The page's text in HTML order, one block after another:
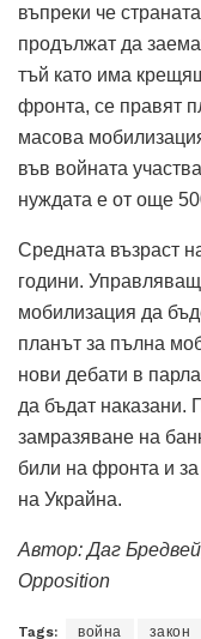
въпреки че
продължат да
тъй като има
фронта, се правят
масова
във войната
нуждата е от още
Средната възраст
години.
мобилизация да
планът за пълна
нови дебати в
да бъдат наказани.
замразяване на
били на фронта и
на Украйна.
Автор: Даг
Opposition
Tags: война закон